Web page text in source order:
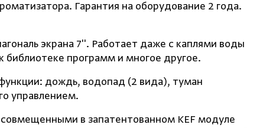
Гарантия на оборудование 2 года.
экрана 7''. Работает даже с каплями воды
библиотеке программ и многое другое.
дождь, водопад (2 вида), туман
управлением.
в запатентованном KEF модуле